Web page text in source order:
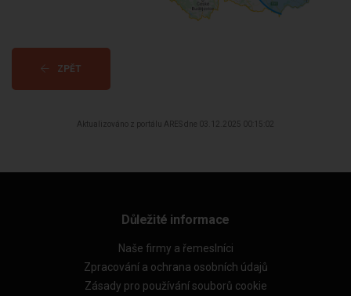
ZPĚT
Aktualizováno z portálu ARES dne 03.12.2025 00:15:02
Důležité informace
Naše firmy a řemeslníci
Zpracování a ochrana osobních údajů
Zásady pro používání souborů cookie